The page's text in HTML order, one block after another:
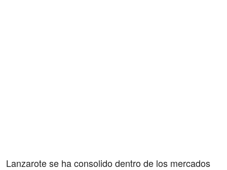
Lanzarote se ha consolido dentro de los mercados